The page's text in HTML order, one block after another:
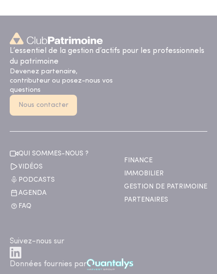
L’essentiel de la gestion d’actifs pour les professionnels
du patrimoine
Devenez partenaire,
contributeur ou posez-nous vos
questions
Nous contacter
QUI SOMMES-NOUS ?
VIDÉOS
PODCASTS
AGENDA
FAQ
FINANCE
IMMOBILIER
GESTION DE PATRIMOINE
PARTENAIRES
Suivez-nous sur
Données fournies par